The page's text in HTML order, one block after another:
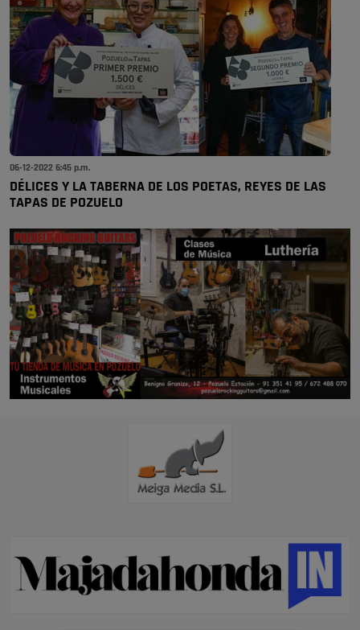
06-12-2022 6:45 p.m.
DÉLICES Y LA TABERNA DE LOS POETAS, REYES DE LAS
TAPAS DE POZUELO